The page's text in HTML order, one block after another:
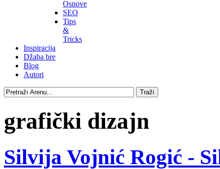
Osnove
SEO
Tips
&
Tricks
Inspiracija
Džaba bre
Blog
Autori
grafički dizajn
Silvija Vojnić Rogić -